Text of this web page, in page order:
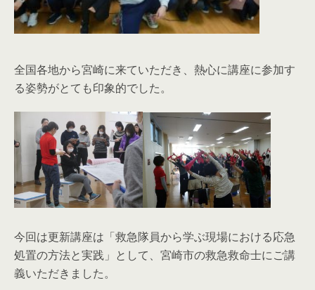
全国各地から宮崎に来ていただき、熱心に講座に参加す
る姿勢がとても印象的でした。
今回は更新講座は「救急隊員から学ぶ現場における応急
処置の方法と実践」として、宮崎市の救急救命士にご講
義いただきました。